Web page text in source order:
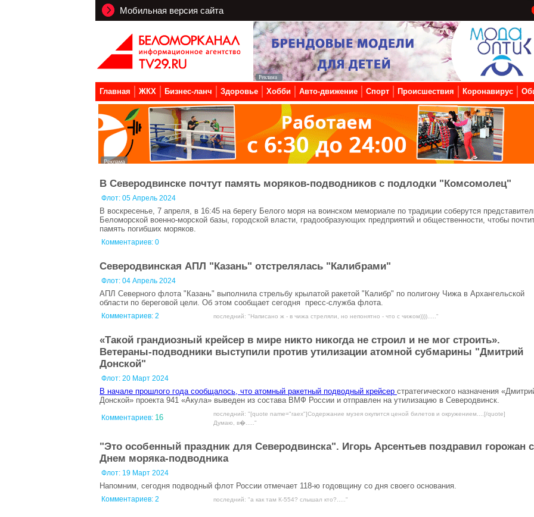
Мобильная версия сайта
Главная ЖКХ Бизнес-ланч Здоровье Хобби Авто-движение Спорт Происшествия Коронавирус
В Северодвинске почтут память моряков-подводников с подлодки "Комсомолец"
Флот: 05 Апрель 2024
В воскресенье, 7 апреля, в 16:45 на берегу Белого моря на воинском мемориале по традиции соберутся
Беломорской военно-морской базы, городской власти, градообразующих предприятий и общественности, чтобы
память погибших моряков.
Комментариев: 0
Северодвинская АПЛ "Казань" отстрелялась "Калибрами"
Флот: 04 Апрель 2024
АПЛ Северного флота "Казань" выполнила стрельбу крылатой ракетой "Калибр" по полигону Чижа в Архангельской
области по береговой цели. Об этом сообщает сегодня пресс-служба флота.
Комментариев: 2 последний: "Написано ж - в чижа стреляли, но непонятно - что с чижом))))....."
«Такой грандиозный крейсер в мире никто никогда не строил и не мог строить».
Ветераны-подводники выступили против утилизации атомной субмарины "Дмитрий
Донской"
Флот: 20 Март 2024
В начале прошлого года сообщалось, что атомный ракетный подводный крейсер стратегического назначения
Донской» проекта 941 «Акула» выведен из состава ВМФ России и отправлен на утилизацию в Северодвинск.
Комментариев: 16
последний: "[quote name="raex"]Содержание музея окупится ценой билетов и окружением....[/quote]
Думаю, в�....."
"Это особенный праздник для Северодвинска". Игорь Арсентьев поздравил горожан с
Днем моряка-подводника
Флот: 19 Март 2024
Напомним, сегодня подводный флот России отмечает 118-ю годовщину со дня своего основания.
Комментариев: 2 последний: "а как там К-554? слышал кто?....."